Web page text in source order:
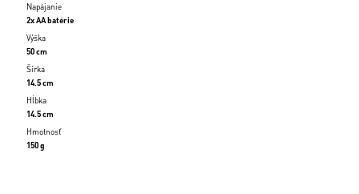
Napájanie
2x AA batérie
Výška
50 cm
Šírka
14.5 cm
Hĺbka
14.5 cm
Hmotnosť
150 g